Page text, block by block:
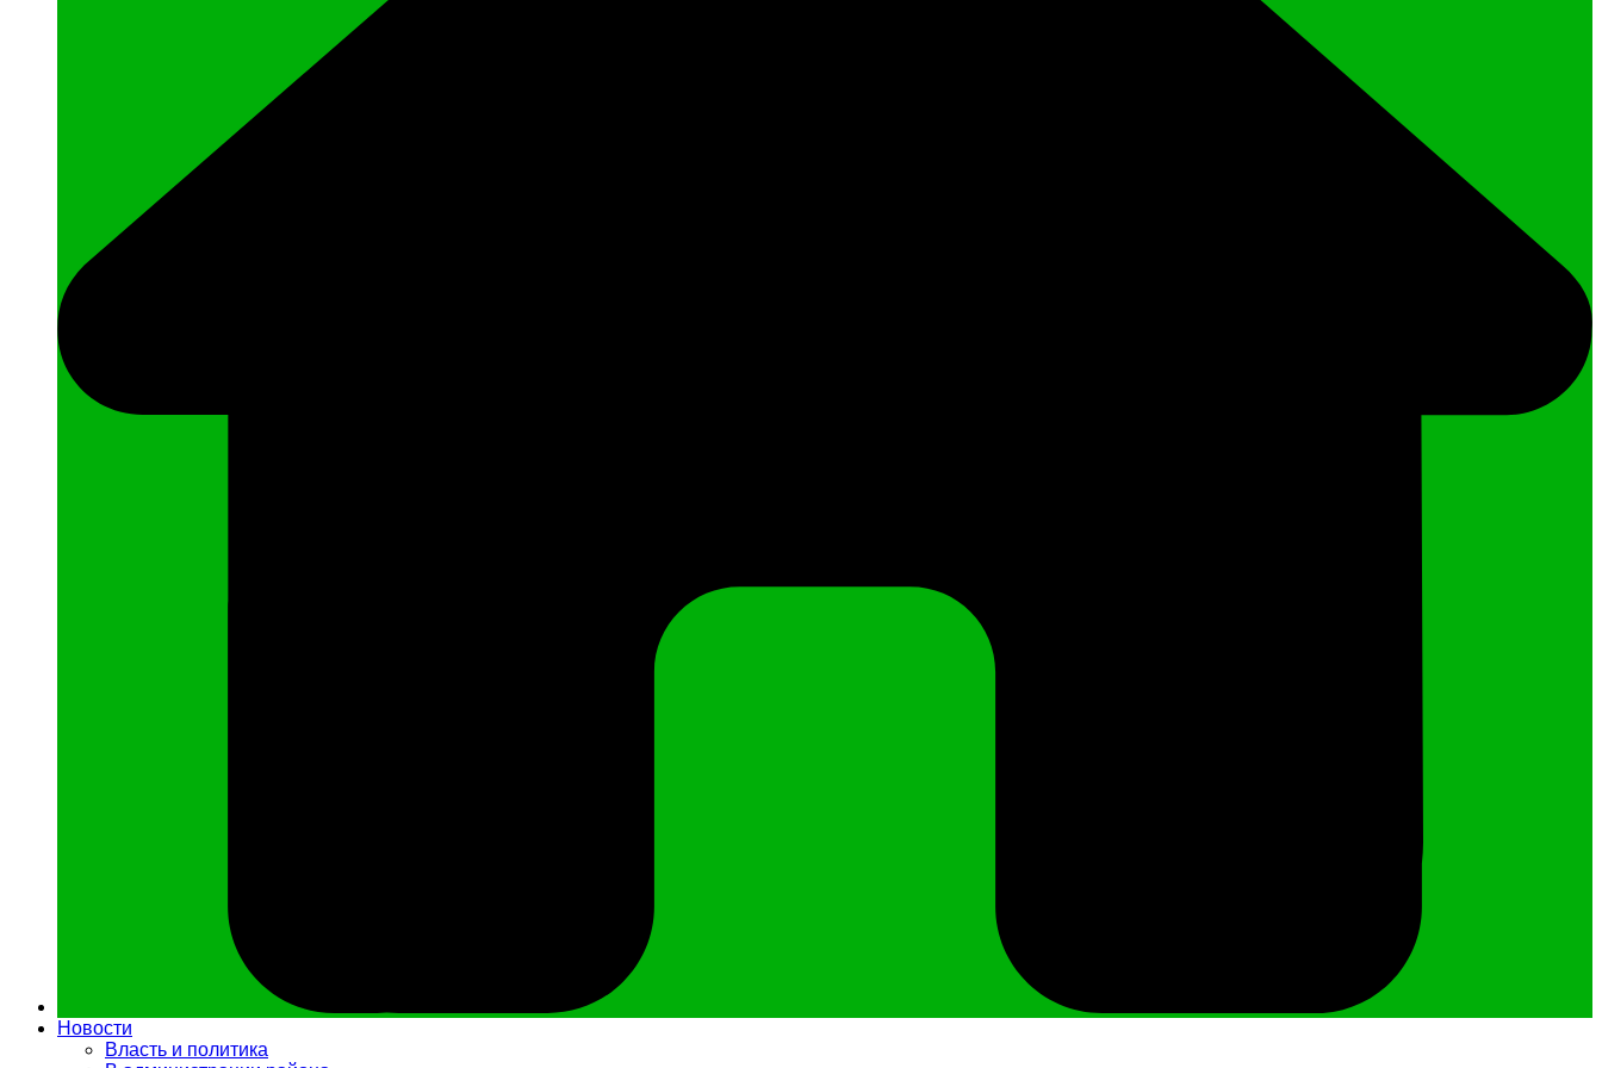
Новости
Власть и политика